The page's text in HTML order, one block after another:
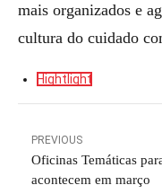
mais organizados e
cultura do cuidado
Hightlight
PREVIOUS
Oficinas Temáticas
acontecem em março